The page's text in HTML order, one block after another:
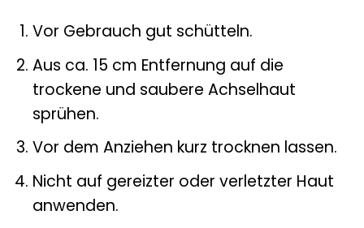
Vor Gebrauch gut schütteln.
Aus ca. 15 cm Entfernung auf die
trockene und saubere Achselhaut
sprühen.
Vor dem Anziehen kurz trocknen lassen.
Nicht auf gereizter oder verletzter Haut
anwenden.